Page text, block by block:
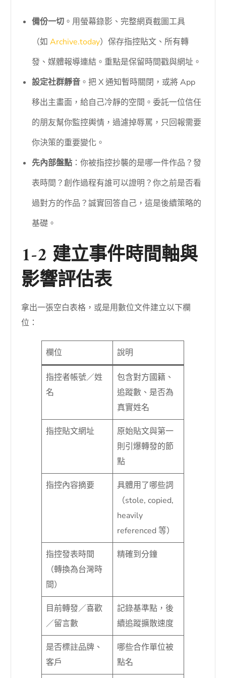
備份一切 。用螢幕錄影、完整網頁截圖工具
（如Archive.today）保存指控貼文、所有轉
發、媒體報導連結。重點是保留時間戳與網址。
設定社群靜音 。把 X 通知暫時關閉，或將 App
移出主畫面，給自己冷靜的空間。委託一位信任
的朋友幫你監控輿情，過濾掉辱罵，只回報需要
你決策的重要變化。
先內部盤點 ：你被指控抄襲的是哪一件作品？發
表時間？創作過程有誰可以證明？你之前是否看
過對方的作品？誠實回答自己，這是後續策略的
基礎。
1-2 建立事件時間軸與
影響評估表
拿出一張空白表格，或是用數位文件建立以下欄
位：
欄位 說明
指控者帳號／姓
名
包含對方國籍、
追蹤數、是否為
真實姓名
指控貼文網址
原始貼文與第一
則引爆轉發的節
點
指控內容摘要
具體用了哪些詞
（stole, copied,
heavily
referenced 等）
指控發表時間
（轉換為台灣時
間）
精確到分鐘
目前轉發／喜歡
／留言數
記錄基準點，後
續追蹤擴散速度
是否標註品牌、
客戶
哪些合作單位被
點名